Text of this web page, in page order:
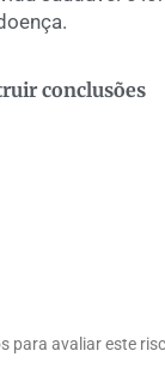
conclusões
para avaliar este